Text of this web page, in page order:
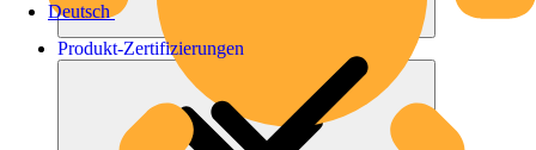
Deutsch
Produkt-Zertifizierungen